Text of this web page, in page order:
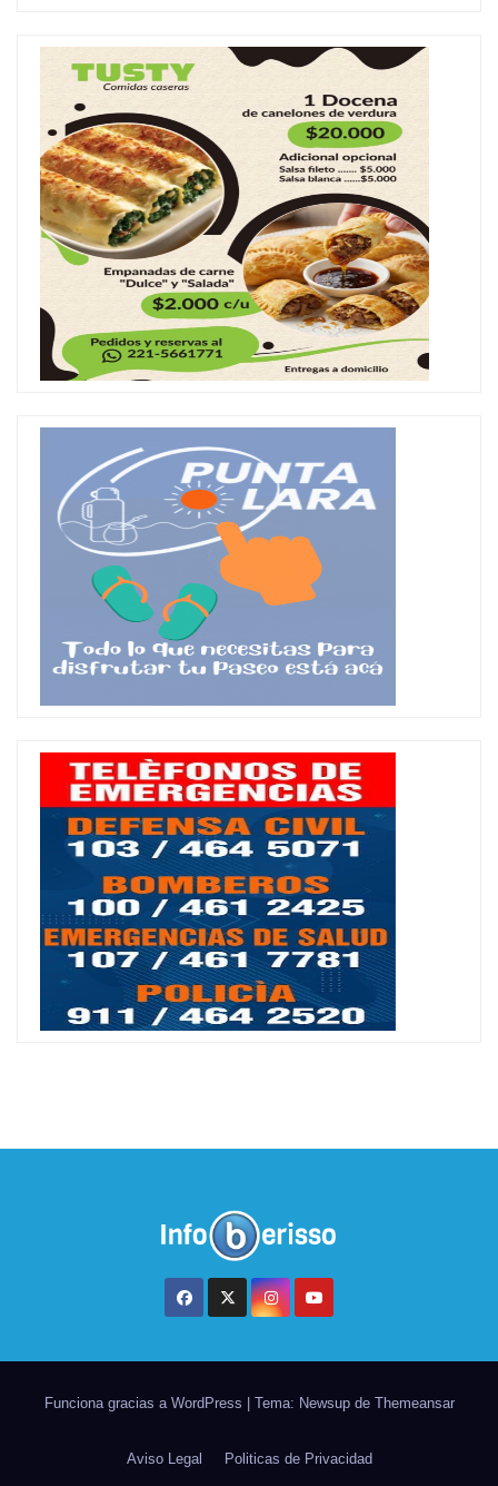
Funciona gracias a WordPress Tema: Newsup de Themeansar
Aviso Legal Politicas de Privacidad